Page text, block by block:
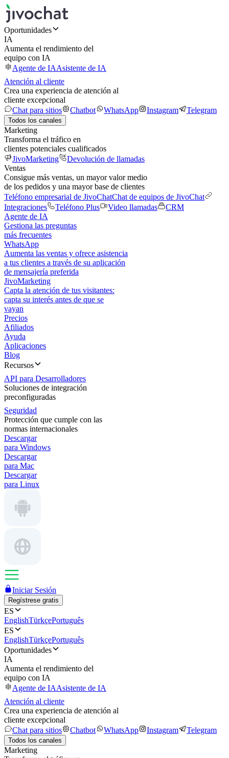
Oportunidades
IA
Aumenta el rendimiento del
equipo con IA
Agente de IAAsistente de IA
Atención al cliente
Crea una experiencia de atención al
cliente excepcional
Chat para sitios
Chatbot WhatsApp Instagram Telegram
Todos los canales
Marketing
Transforma el tráfico en
clientes potenciales cualificados
JivoMarketing
Devolución de llamadas
Ventas
Consigue más ventas, un mayor valor medio
de los pedidos y una mayor base de clientes
Teléfono empresarial de JivoChatChat de equipos de JivoChat
Integraciones
Teléfono Plus Video llamadas
CRM
Agente de IA
Gestiona las preguntas
más frecuentes
WhatsApp
Aumenta las ventas y ofrece asistencia
a tus clientes a través de su aplicación
de mensajería preferida
JivoMarketing
Capta la atención de tus visitantes:
capta su interés antes de que se
vayan
Precios
Afiliados
Ayuda
Aplicaciones
Blog
Recursos
API para Desarrolladores
Soluciones de integración
preconfiguradas
Seguridad
Protección que cumple con las
normas internacionales
Descargar
para Windows
Descargar
para Mac
Descargar
para Linux
Iniciar Sesión
Regístrese gratis
ES
EnglishTürkçePortuguês
ES
EnglishTürkçePortuguês
Oportunidades
IA
Aumenta el rendimiento del
equipo con IA
Agente de IAAsistente de IA
Atención al cliente
Crea una experiencia de atención al
cliente excepcional
Chat para sitios
Chatbot WhatsApp Instagram Telegram
Todos los canales
Marketing